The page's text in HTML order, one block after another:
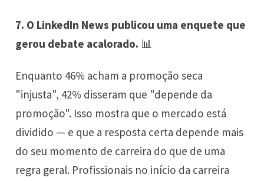
7. O LinkedIn News publicou uma enquete que
gerou debate acalorado. 📊
Enquanto 46% acham a promoção seca
"injusta", 42% disseram que "depende da
promoção". Isso mostra que o mercado está
dividido — e que a resposta certa depende mais
do seu momento de carreira do que de uma
regra geral. Profissionais no início da carreira